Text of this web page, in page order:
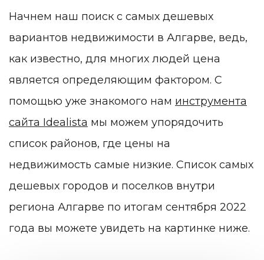
Начнем наш поиск с самых дешевых
вариантов недвижимости в Алгарве, ведь,
как известно, для многих людей цена
является определяющим фактором. С
помощью уже знакомого нам инструмента
сайта Idealista мы можем упорядочить
список районов, где цены на
недвижимость самые низкие. Список самых
дешевых городов и поселков внутри
региона Алгарве по итогам сентября 2022
года вы можете увидеть на картинке ниже.